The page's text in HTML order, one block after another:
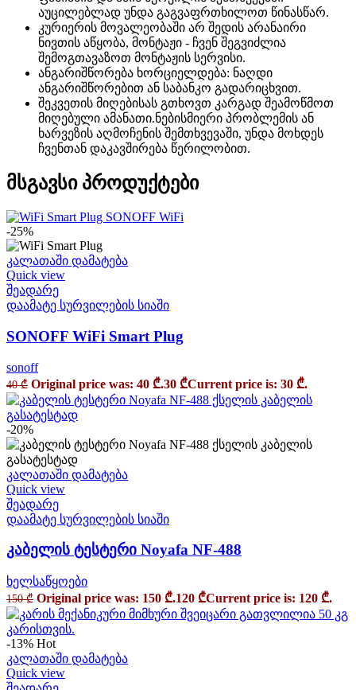
აუცილებლად უნდა გაგვაფრთხილოთ წინასწარ.
კურიერის მოვალეობაში არ შედის არანაირი
ნივთის აწყობა, მონტაჟი - ჩვენ შეგვიძლია
შემოგთავაზოთ მონტაჟის სერვისი.
ანგარიშწორება ხორციელდება: ნაღდი
ანგარიშწორებით ან საბანკო გადარიცხვით.
შეკვეთის მიღებისას გთხოვთ კარგად შეამოწმოთ
მიღებული ამანათი.ნებისმიერი პრობლემის ან
ხარვეზის აღმოჩენის შემთხვევაში, უნდა მოხდეს
ჩვენთან დაკავშირება წერილობით.
მსგავსი პროდუქტები
-25%
კალათაში დამატება
Quick view
შეადარე
დაამატე სურვილების სიაში
SONOFF WiFi Smart Plug
sonoff
40₾ Original price was: 40 ₾.30 ₾Current price is: 30 ₾.
-20%
კალათაში დამატება
Quick view
შეადარე
დაამატე სურვილების სიაში
კაბელის ტესტერი Noyafa NF-488
ხელსაწყოები
150₾ Original price was: 150 ₾.120 ₾Current price is: 120 ₾.
-13% Hot
კალათაში დამატება
Quick view